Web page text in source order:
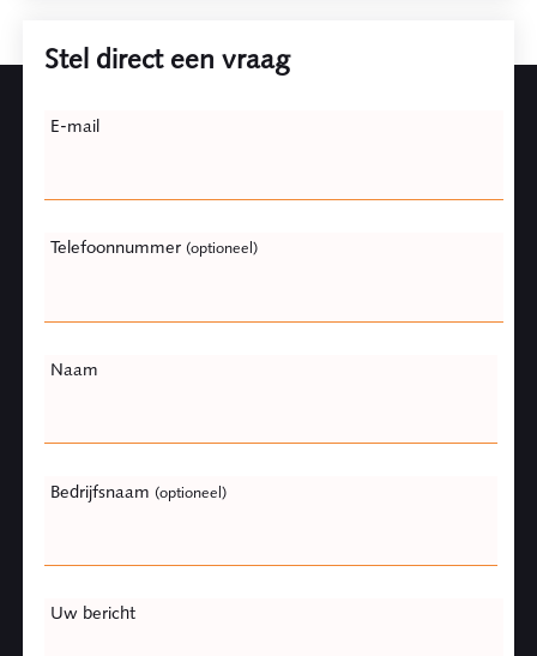
Stel direct een vraag
this
E-mail
Telefoonnummer (optioneel)
Naam
Bedrijfsnaam (optioneel)
Uw bericht